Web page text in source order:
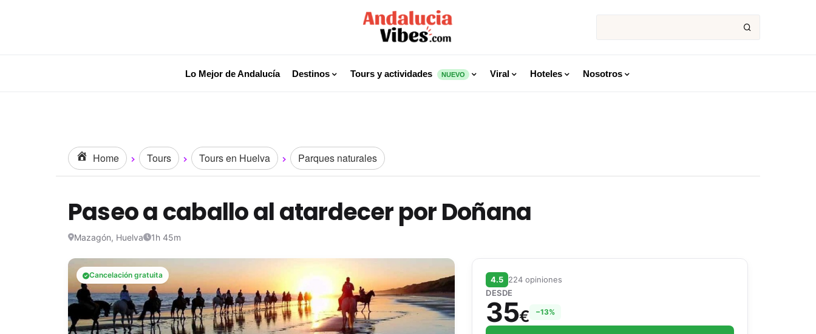
Lo Mejor de Andalucía Destinos Tours y actividades NUEVO Viral Hoteles Nosotros
Home Tours Tours en Huelva Parques naturales
Paseo a caballo al atardecer por Doñana
Mazagón, Huelva 1h 45m
Cancelación gratuita 4.5 224 opiniones
DESDE
35€ −13%